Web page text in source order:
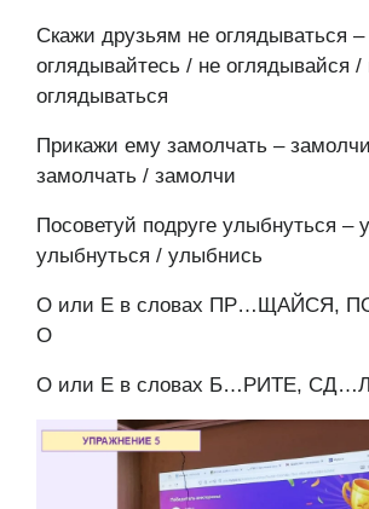
Скажи друзьям не оглядываться –
оглядывайтесь / не оглядывайся /
оглядываться
Прикажи ему замолчать –
замолчать / замолчи
Посоветуй подруге улыбнуться –
улыбнуться / улыбнись
О или Е в словах ПР…ЩАЙСЯ,
О
О или Е в словах Б…РИТЕ,